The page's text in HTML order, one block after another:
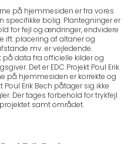
på hjemmesiden er fra vores
specifikke bolig. Plantegninger er
for fejl og ændringer, endvidere
ift. placering af altaner og
mv. er vejledende.
data fra officielle kilder og
Det er EDC Projekt Poul Erik
på hjemmesiden er korrekte og
Poul Erik Bech påtager sig ikke
Der tages forbehold for trykfejl
samt området.